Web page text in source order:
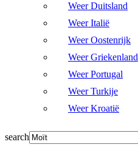
Weer Duitsland
Weer Italië
Weer Oostenrijk
Weer Griekenland
Weer Portugal
Weer Turkije
Weer Kroatië
search